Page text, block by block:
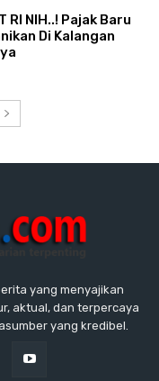
RI NIH..! Pajak Baru
Di Kalangan
yang menyajikan
aktual, dan terpercaya
yang kredibel.